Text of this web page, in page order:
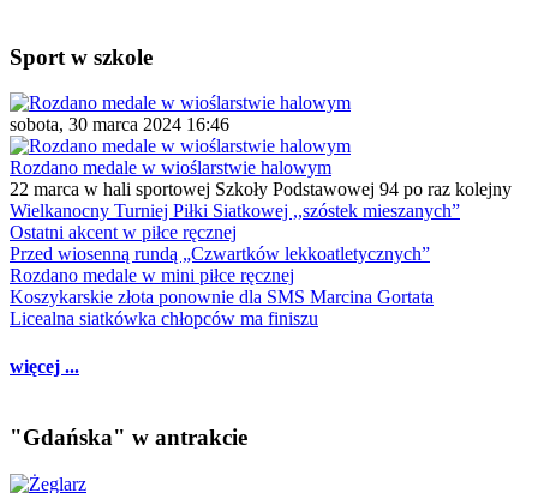
Sport w szkole
sobota, 30 marca 2024 16:46
Rozdano medale w wioślarstwie halowym
22 marca w hali sportowej Szkoły Podstawowej 94 po raz kolejny
Wielkanocny Turniej Piłki Siatkowej ,,szóstek mieszanych”
Ostatni akcent w piłce ręcznej
Przed wiosenną rundą „Czwartków lekkoatletycznych”
Rozdano medale w mini piłce ręcznej
Koszykarskie złota ponownie dla SMS Marcina Gortata
Licealna siatkówka chłopców ma finiszu
więcej ...
"Gdańska" w antrakcie